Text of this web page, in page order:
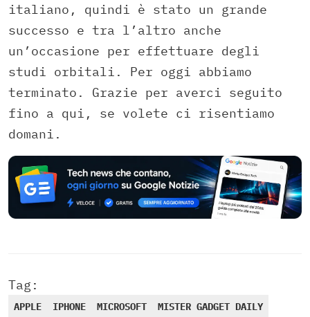
italiano, quindi è stato un grande
successo e tra l’altro anche
un’occasione per effettuare degli
studi orbitali. Per oggi abbiamo
terminato. Grazie per averci seguito
fino a qui, se volete ci risentiamo
domani.
Tag:
APPLE IPHONE MICROSOFT
MISTER GADGET DAILY